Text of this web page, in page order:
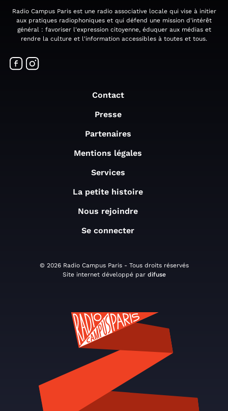
Radio Campus Paris est une radio associative locale qui vise à initier
aux pratiques radiophoniques et qui défend une mission d'intérêt
général : favoriser l'expression citoyenne, éduquer aux médias et
rendre la culture et l'information accessibles à toutes et tous.
Contact
Presse
Partenaires
Mentions légales
Services
La petite histoire
Nous rejoindre
Se connecter
© 2026 Radio Campus Paris - Tous droits réservés
Site internet développé par difuse